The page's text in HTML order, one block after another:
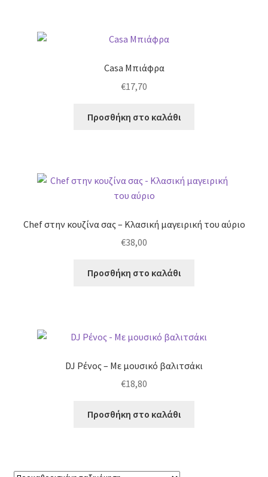
Casa Μπιάφρα
€17,70
Προσθήκη στο καλάθι
Chef στην κουζίνα σας – Κλασική μαγειρική του αύριο
€38,00
Προσθήκη στο καλάθι
DJ Ρένος – Με μουσικό βαλιτσάκι
€18,80
Προσθήκη στο καλάθι